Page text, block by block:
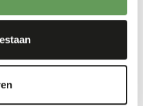
behaviour